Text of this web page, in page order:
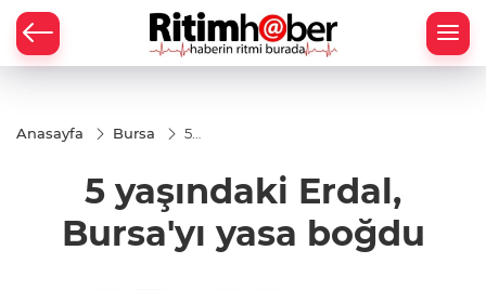
Anasayfa Bursa
5
Bursa'yı
yasa
5 yaşındaki Erdal,
Bursa'yı yasa boğdu